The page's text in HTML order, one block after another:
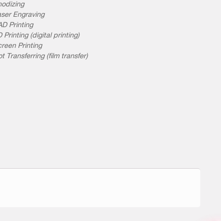
Engraving
Printing
Printing (digital printing)
Printing
Transferring (film transfer)